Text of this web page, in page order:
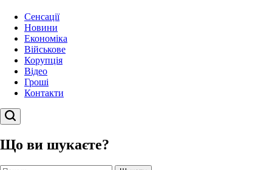
Сенсації
Новини
Економіка
Військове
Корупція
Відео
Гроші
Контакти
Пошук
Що ви шукаєте?